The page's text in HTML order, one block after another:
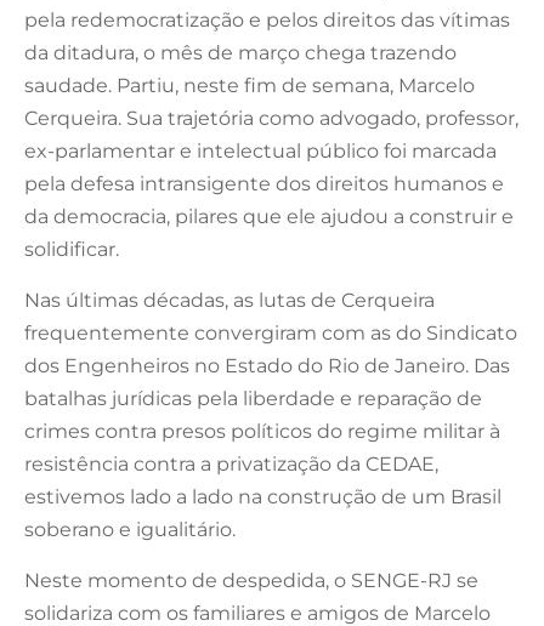
pela redemocratização e pelos direitos das vítimas
da ditadura, o mês de março chega trazendo
saudade. Partiu, neste fim de semana, Marcelo
Cerqueira. Sua trajetória como advogado, professor,
ex-parlamentar e intelectual público foi marcada
pela defesa intransigente dos direitos humanos e
da democracia, pilares que ele ajudou a construir e
solidificar.
Nas últimas décadas, as lutas de Cerqueira
frequentemente convergiram com as do Sindicato
dos Engenheiros no Estado do Rio de Janeiro. Das
batalhas jurídicas pela liberdade e reparação de
crimes contra presos políticos do regime militar à
resistência contra a privatização da CEDAE,
estivemos lado a lado na construção de um Brasil
soberano e igualitário.
Neste momento de despedida, o SENGE-RJ se
solidariza com os familiares e amigos de Marcelo